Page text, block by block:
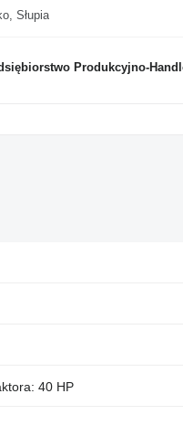
Słupia
Produkcyjno-Handlowe
40 HP